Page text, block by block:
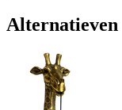
Alternatieven